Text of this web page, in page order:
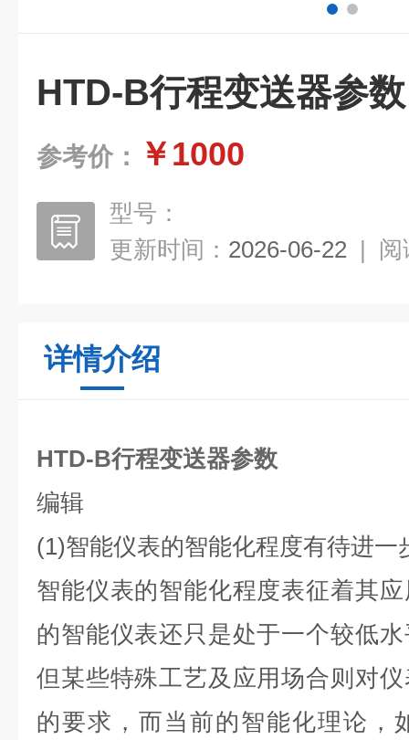
HTD-B行程变送器参数
参考价： ￥1000
型号：
更新时间： 2026-06-22 | 阅
详情介绍
HTD-B行程变送器参数
编辑
(1)智能仪表的智能化程度有待进一
智能仪表的智能化程度表征着其
的智能仪表还只是处于一个较低
但某些特殊工艺及应用场合则对
的要求，而当前的智能化理论，